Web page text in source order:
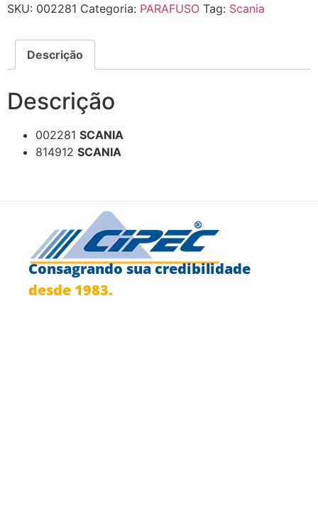
SKU: 002281 Categoria: PARAFUSO Tag: Scania
Descrição
Descrição
002281 SCANIA
814912 SCANIA
Consagrando sua credibilidade
desde 1983.